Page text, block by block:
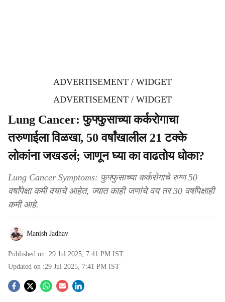
ADVERTISEMENT / WIDGET
ADVERTISEMENT / WIDGET
Lung Cancer: फुफ्फुसाच्या कर्करोगाचा
तरुणाईला विळखा, 50 वर्षांखालील 21 टक्के
लोकांना जखडलं; जाणून घ्या का वाढतोय धोका?
Lung Cancer Symptoms: फुफ्फुसाच्या कर्करोगाचे रुग्ण 50
वर्षांपेक्षा कमी वयाचे आहेत, ज्यात काही जणांचे वय तर 30 वर्षांपेक्षाही
कमी आहे.
Manish Jadhav
Published on :29 Jul 2025, 7:41 PM IST
Updated on :29 Jul 2025, 7:41 PM IST
S